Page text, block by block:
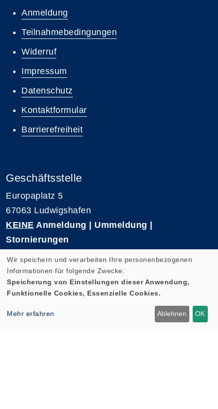
Anmeldung
Teilnahmebedingungen
Widerruf
Impressum
Datenschutz
Kontaktformular
Barrierefreiheit
Geschäftsstelle
Europaplatz 5
67063 Ludwigshafen
KEINE Anmeldung | Ummeldung |
Stornierungen
E-Mail: kvhs-geschaeftsstelle@vhs-rpk.de
Wir speichern und verarbeiten Ihre personenbezogenen
Informationen für folgende Zwecke:
Speicherung von Einstellungen dieser Anwendung,
Funktionelle Cookies, Essenzielle Cookies.
Mehr erfahren Ablehnen OK